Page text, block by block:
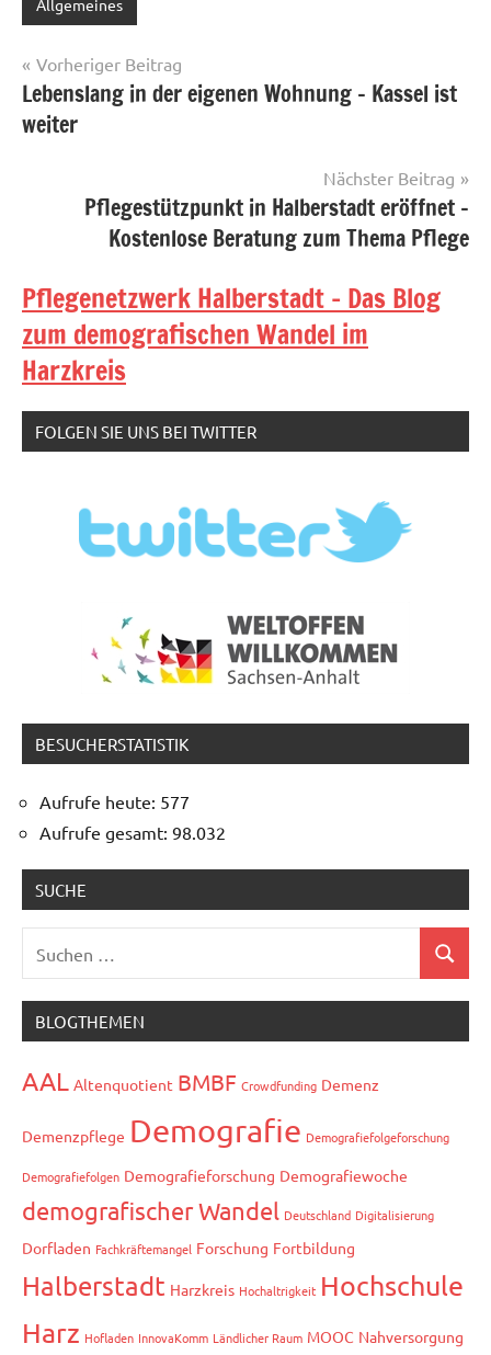
Allgemeines
Beitragsnavigation
Vorheriger Beitrag
Lebenslang in der eigenen Wohnung – Kassel ist
weiter
Nächster Beitrag
Pflegestützpunkt in Halberstadt eröffnet –
Kostenlose Beratung zum Thema Pflege
Pflegenetzwerk Halberstadt - Das Blog
zum demografischen Wandel im
Harzkreis
FOLGEN SIE UNS BEI TWITTER
BESUCHERSTATISTIK
Aufrufe heute: 577
Aufrufe gesamt: 98.032
SUCHE
nach:
Suchen
BLOGTHEMEN
AAL Altenquotient BMBF Crowdfunding Demenz
Demenzpflege Demografie Demografiefolgeforschung
Demografiefolgen Demografieforschung Demografiewoche
demografischer Wandel Deutschland Digitalisierung
Dorfladen Fachkräftemangel Forschung Fortbildung
Halberstadt Harzkreis Hochaltrigkeit Hochschule
Harz Hofladen InnovaKomm Ländlicher Raum MOOC Nahversorgung